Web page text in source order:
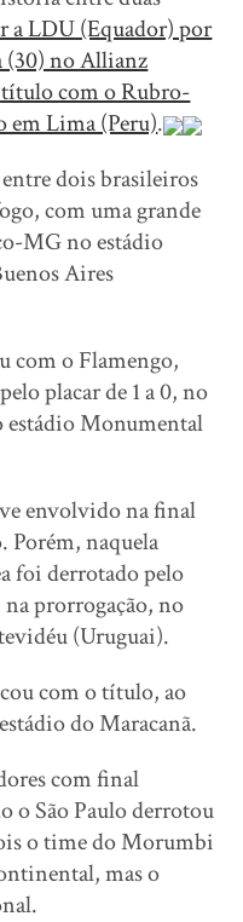
a LDU (Equador) por
(30) no Allianz
título com o Rubro-
em Lima (Peru).
dois brasileiros
com uma grande
MG no estádio
Aires
com o Flamengo,
placar de 1 a 0, no
estádio Monumental
envolvido na final
Porém, naquela
foi derrotado pelo
na prorrogação, no
(Uruguai).
com o título, ao
do Maracanã.
com final
o São Paulo derrotou
o time do Morumbi
mas o